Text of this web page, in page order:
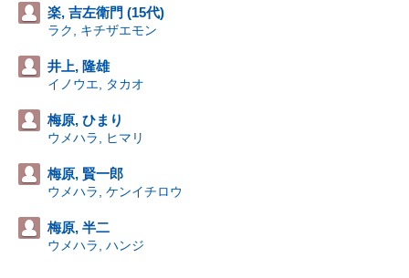
楽, 吉左衛門 (15代)
ラク, キチザエモン
井上, 隆雄
イノウエ, タカオ
梅原, ひまり
ウメハラ, ヒマリ
梅原, 賢一郎
ウメハラ, ケンイチロウ
梅原, 半二
ウメハラ, ハンジ